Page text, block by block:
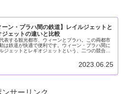
ーン・プラハ間の鉄道】レイルジェットと
ジェットの違いと比較
表する観光都市、ウィーンとプラハ。この両都市
は鉄道が快適で便利です。ウィーン・プラハ間に
ジェットとレギオジェットという、二つの競合す
2023.06.25